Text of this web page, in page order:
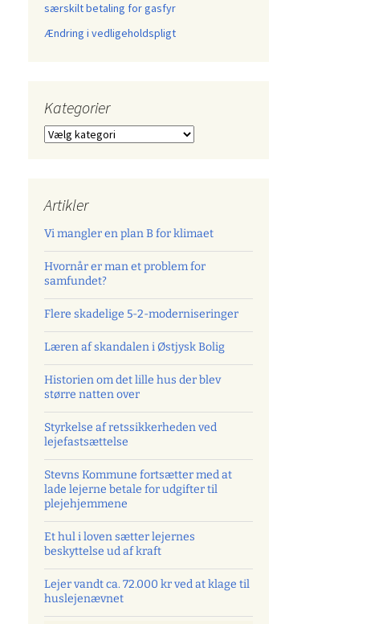
særskilt betaling for gasfyr
Ændring i vedligeholdspligt
Kategorier
Kategorier
Artikler
Vi mangler en plan B for klimaet
Hvornår er man et problem for
samfundet?
Flere skadelige 5-2-moderniseringer
Læren af skandalen i Østjysk Bolig
Historien om det lille hus der blev
større natten over
Styrkelse af retssikkerheden ved
lejefastsættelse
Stevns Kommune fortsætter med at
lade lejerne betale for udgifter til
plejehjemmene
Et hul i loven sætter lejernes
beskyttelse ud af kraft
Lejer vandt ca. 72.000 kr ved at klage til
huslejenævnet